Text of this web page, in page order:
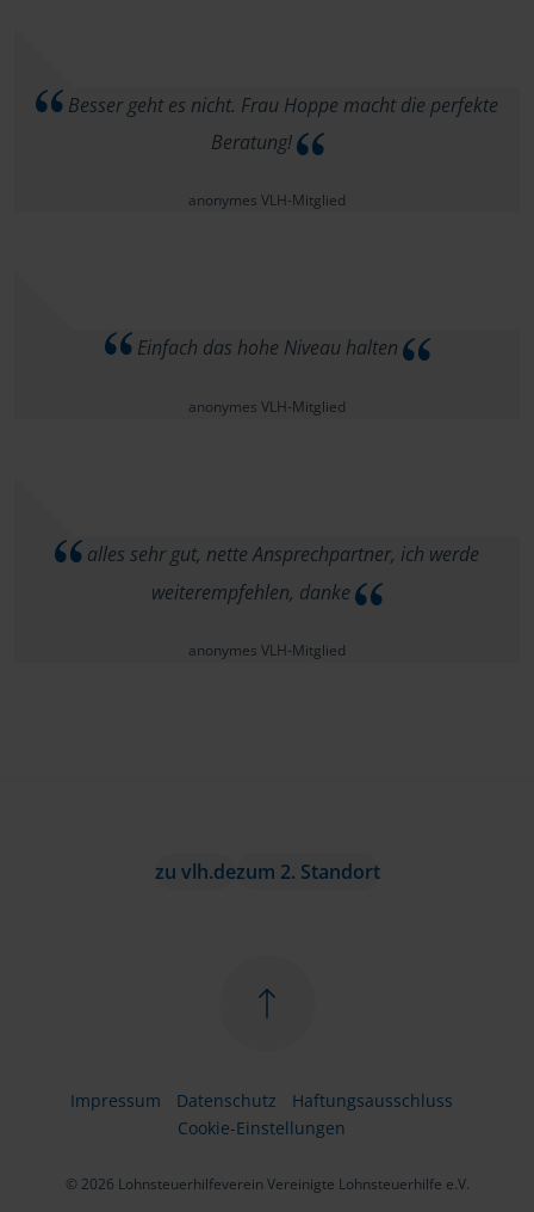
Besser geht es nicht. Frau Hoppe macht die perfekte
Beratung!
anonymes VLH-Mitglied
Einfach das hohe Niveau halten
anonymes VLH-Mitglied
alles sehr gut, nette Ansprechpartner, ich werde
weiterempfehlen, danke
anonymes VLH-Mitglied
zu vlh.dezum 2. Standort
Impressum Datenschutz
Haftungsausschluss
Cookie-Einstellungen
© 2026 Lohnsteuerhilfeverein Vereinigte Lohnsteuerhilfe e.V.